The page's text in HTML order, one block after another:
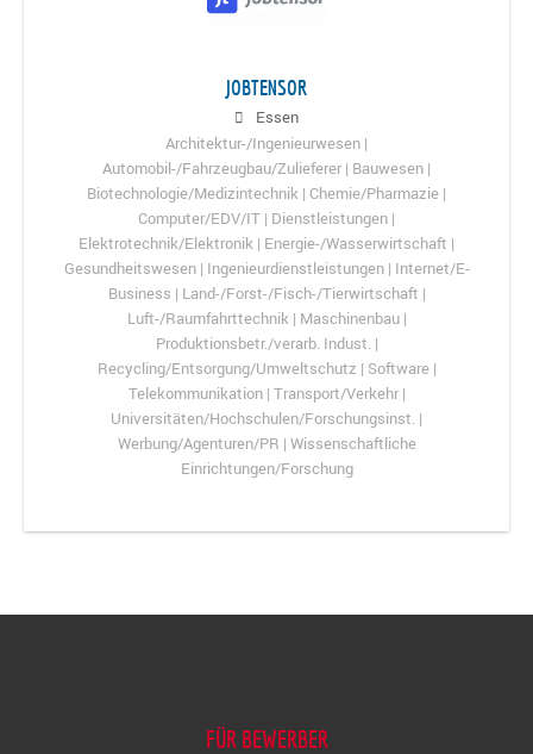
JOBTENSOR
Essen
Architektur-/Ingenieurwesen |
Automobil-/Fahrzeugbau/Zulieferer | Bauwesen |
Biotechnologie/Medizintechnik | Chemie/Pharmazie |
Computer/EDV/IT | Dienstleistungen |
Elektrotechnik/Elektronik | Energie-/Wasserwirtschaft |
Gesundheitswesen | Ingenieurdienstleistungen | Internet/E-
Business | Land-/Forst-/Fisch-/Tierwirtschaft |
Luft-/Raumfahrttechnik | Maschinenbau |
Produktionsbetr./verarb. Indust. |
Recycling/Entsorgung/Umweltschutz | Software |
Telekommunikation | Transport/Verkehr |
Universitäten/Hochschulen/Forschungsinst. |
Werbung/Agenturen/PR | Wissenschaftliche
Einrichtungen/Forschung
FÜR BEWERBER